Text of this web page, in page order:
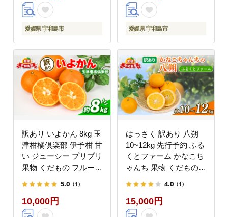
物 くだもの mikan 愛媛
みかん 愛媛蜜柑 フルー
ツ 数量限定 国産 愛媛
愛媛県 宇和島市 愛媛県 宇和島市
訳あり いよかん 8kg 玉
津柑橘倶楽部 伊予柑 甘
い ジューシー プリプリ
果物 くだもの フルーツ
愛媛蜜柑 愛媛みかん 愛
媛ミカン ミカン わけあ
り サイズ 不揃い 産地
5.0 （1）
10,000円
はっさく 訳あり 八朔
10~12kg 先行予約 ふる
くとファーム かなこち
ゃんち 果物 くだもの
蜜柑 mikan わけあり 訳
アリ 訳あり品 ビタミン
C たっぷり 愛媛ミカン
4.0 （1）
15,000円